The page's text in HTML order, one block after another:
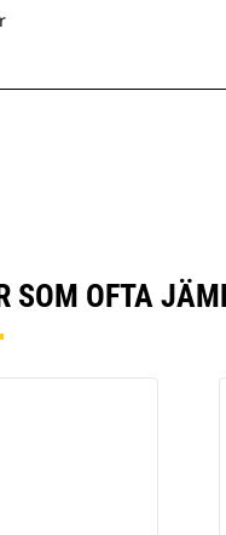
SOM OFTA